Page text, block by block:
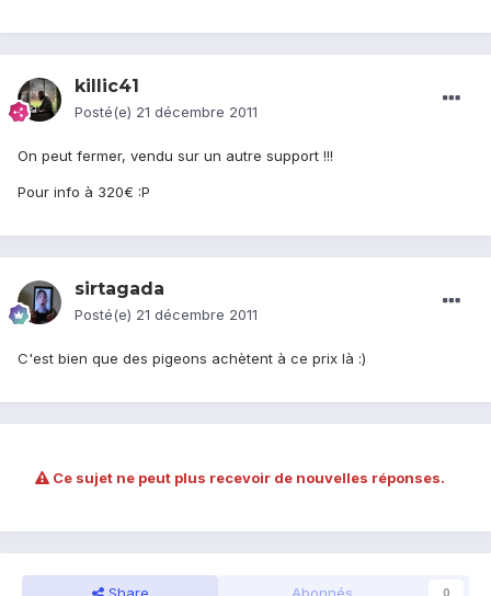
killic41
Posté(e) 21 décembre 2011
On peut fermer, vendu sur un autre support !!!
Pour info à 320€ :P
sirtagada
Posté(e) 21 décembre 2011
C'est bien que des pigeons achètent à ce prix là :)
Ce sujet ne peut plus recevoir de nouvelles réponses.
0